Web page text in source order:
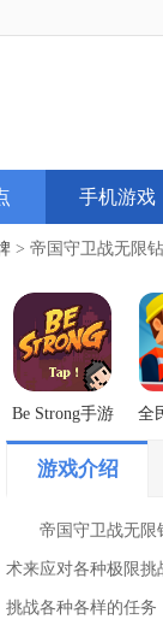
手机游戏
> 帝国守卫战无限
Be Strong手游
全
游戏介绍
帝国守卫战无限钻
术来应对各种极限
挑战各种各样的任务